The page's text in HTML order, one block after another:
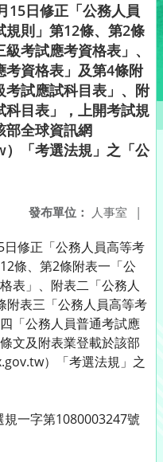
15日修正「公務人員
則」第12條、第2條
考試應考資格表」、
考資格表」及第4條附
試應試科目表」、附
目表」，上開考試規
部全球資訊網
「考選法規」之「公
發布單位： 人事室 |
修正「公務人員高等考
條、第2條附表一「公
表」、附表二「公務人
附表三「公務人員高等考
「公務人員普通考試應
文及附表業登載於該部
）「考選法規」之
一字第1080003247號